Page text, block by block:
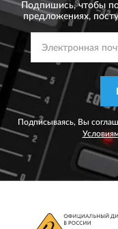
Подпишись, чтобы
предложениях,
Подписываясь, Вы